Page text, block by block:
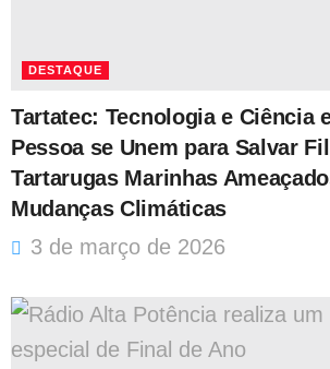
DESTAQUE
Tartatec: Tecnologia e Ciência
Pessoa se Unem para Salvar
Tartarugas Marinhas
Mudanças Climáticas
3 de março de 2026